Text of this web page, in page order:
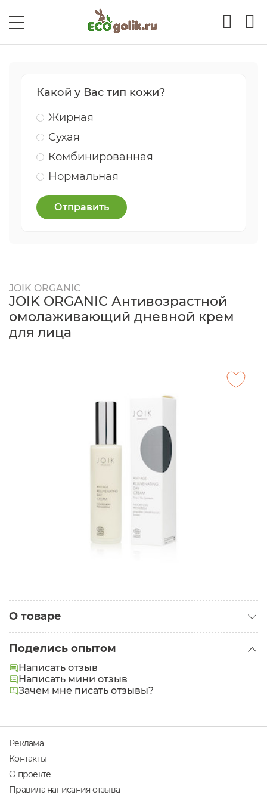
Какой у Вас тип кожи?
Жирная
Сухая
Комбинированная
Нормальная
Отправить
JOIK ORGANIC
JOIK ORGANIC Антивозрастной
омолаживающий дневной крем
для лица
О товаре
Проблемы:
Морщины
Разглаживает. Подтягивает. Защищает
Поделись опытом
Написать отзыв
Написать мини отзыв
Зачем мне писать отзывы?
Реклама
Контакты
О проекте
Правила написания отзыва